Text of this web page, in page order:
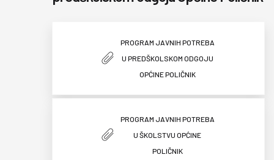
PROGRAM JAVNIH POTREBA
U PREDŠKOLSKOM ODGOJU
OPĆINE POLIČNIK
PROGRAM JAVNIH POTREBA
U ŠKOLSTVU OPĆINE
POLIČNIK